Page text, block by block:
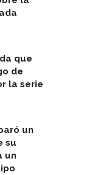
que
de
la serie
un
su
un